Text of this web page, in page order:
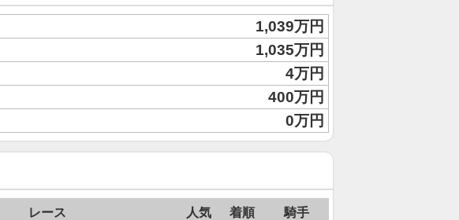
1,039万円
1,035万円
4万円
400万円
0万円
レース 人気 着順 騎手